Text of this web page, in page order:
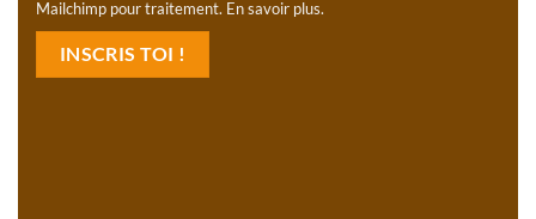
Mailchimp pour traitement. En savoir plus.